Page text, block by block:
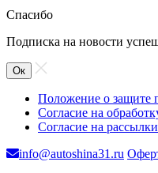
Спасибо
Подписка на новости
Ок
Положение о защите
Согласие на
Согласие на рассылки
info@autoshina31.ru